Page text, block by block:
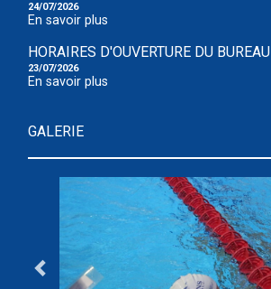
24/07/2026
En savoir plus
HORAIRES D'OUVERTURE DU BUREAU
23/07/2026
En savoir plus
GALERIE